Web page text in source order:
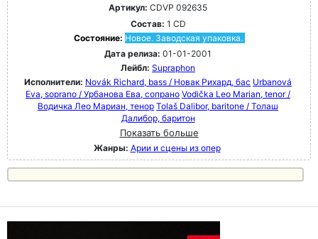
Артикул: CDVP 092635
Состав: 1 CD
Состояние: Новое. Заводская упаковка.
Дата релиза: 01-01-2001
Лейбл: Supraphon
Исполнители: Novák Richard, bass / Новак Рихард, бас Urbanová
Eva, soprano / Урбанова Ева, сопрано Vodička Leo Marian, tenor /
Водичка Лео Мариан, тенор Tolaš Dalibor, baritone / Толаш
Далибор, баритон
Показать больше
Жанры: Арии и сцены из опер